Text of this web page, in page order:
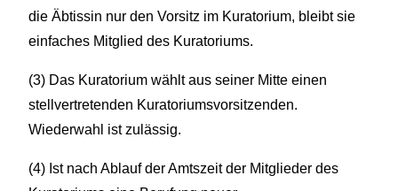
die Äbtissin nur den Vorsitz im Kuratorium, bleibt sie
einfaches Mitglied des Kuratoriums.
(3) Das Kuratorium wählt aus seiner Mitte einen
stellvertretenden Kuratoriumsvorsitzenden.
Wiederwahl ist zulässig.
(4) Ist nach Ablauf der Amtszeit der Mitglieder des